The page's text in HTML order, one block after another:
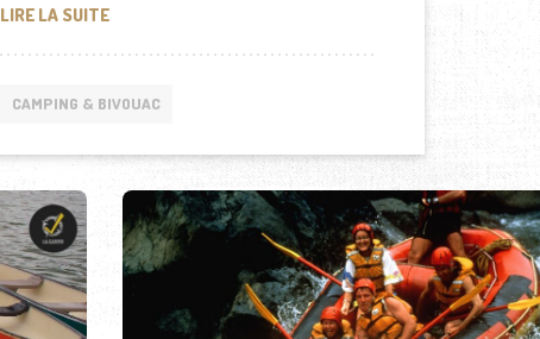
LIRE LA SUITEBIVOUAC DANS LES GORGES DE L’ARDÈCHE : NOS
CAMPING & BIVOUAC